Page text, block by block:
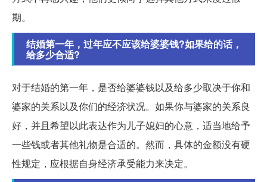
期。
结婚第一年，过年应不应该给婆婆钱?如果给的话，
给多少合适?
对于结婚的第一年，是否给婆婆钱以及给多少取决于你和
婆家的关系以及你们的经济状况。如果你与婆家的关系良
好，并且希望以此表达作为儿子媳妇的心意，适当地给予
一些钱或者其他礼物是合适的。然而，具体的金额没有硬
性规定，应根据自身经济承受能力来决定。